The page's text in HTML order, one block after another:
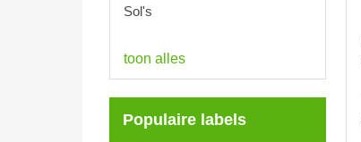
Sol's
toon alles
Populaire labels